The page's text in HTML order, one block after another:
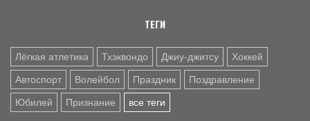
ТЕГИ
Лёгкая атлетика Тхэквондо Джиу-джитсу Хоккей
Автоспорт Волейбол Праздник Поздравление
Юбилей Признание все теги